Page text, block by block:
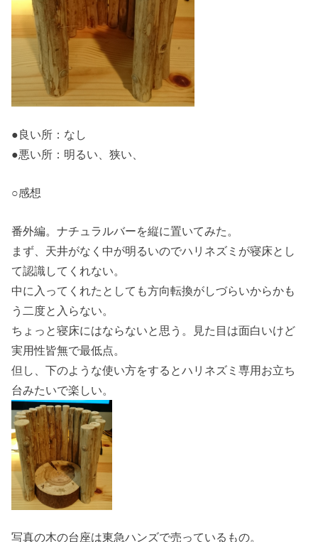
●良い所：なし
●悪い所：明るい、狭い、
○感想
番外編。ナチュラルバーを縦に置いてみた。
まず、天井がなく中が明るいのでハリネズミが寝床とし
て認識してくれない。
中に入ってくれたとしても方向転換がしづらいからかも
う二度と入らない。
ちょっと寝床にはならないと思う。見た目は面白いけど
実用性皆無で最低点。
但し、下のような使い方をするとハリネズミ専用お立ち
台みたいで楽しい。
写真の木の台座は東急ハンズで売っているもの。